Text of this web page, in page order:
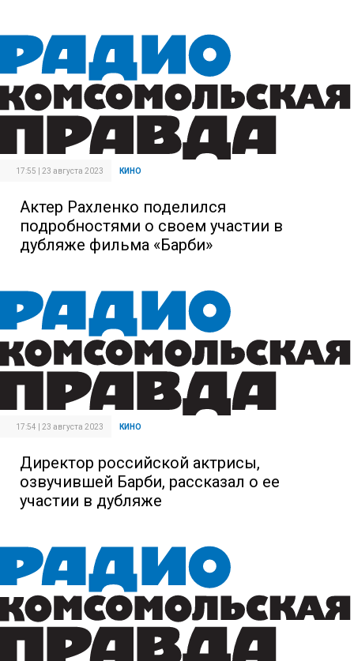
17:55 | 23 августа 2023 КИНО
Актер Рахленко поделился
подробностями о своем участии в
дубляже фильма «Барби»
17:54 | 23 августа 2023 КИНО
Директор российской актрисы,
озвучившей Барби, рассказал о ее
участии в дубляже